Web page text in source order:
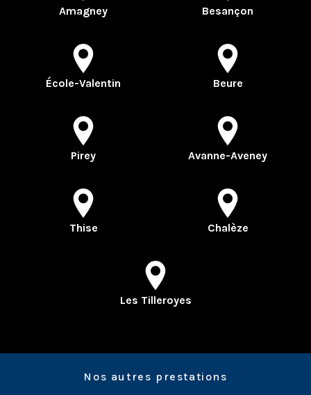
Amagney Besançon
École-Valentin Beure
Pirey Avanne-Aveney
Thise Chalèze
Les Tilleroyes
Nos autres prestations